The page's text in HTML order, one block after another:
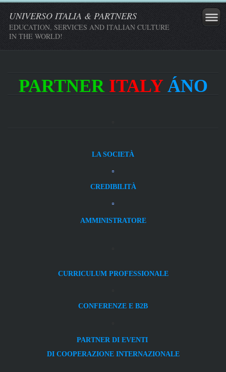
UNIVERSO ITALIA & PARTNERS
EDUCATION, SERVICES AND ITALIAN CULTURE
IN THE WORLD!
PARTNER ITALY ÁNO
LA SOCIETÀ
CREDIBILITÀ
AMMINISTRATORE
CURRICULUM PROFESSIONALE
CONFERENZE E B2B
PARTNER DI EVENTI
DI COOPERAZIONE INTERNAZIONALE